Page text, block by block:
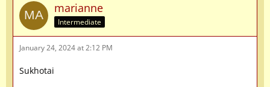
marianne
Intermediate
January 24, 2024 at 2:12 PM
Sukhotai